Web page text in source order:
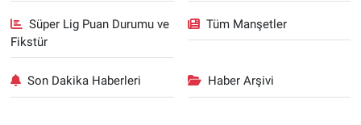
Süper Lig Puan Durumu ve
Fikstür
Tüm Manşetler
Son Dakika Haberleri Haber Arşivi